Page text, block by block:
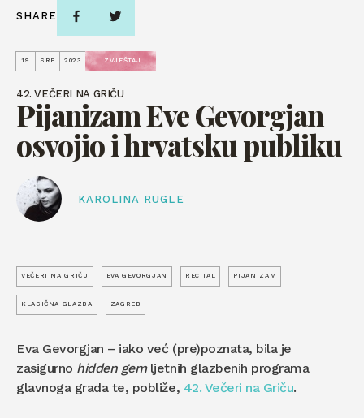
19 SRP 2023 IZVJEŠTAJ
42. VEČERI NA GRIČU
Pijanizam Eve Gevorgjan
osvojio i hrvatsku publiku
KAROLINA RUGLE
SHARE
VEČERI NA GRIČU EVA GEVORGJAN RECITAL PIJANIZAM
KLASIČNA GLAZBA ZAGREB
Eva Gevorgjan – iako već (pre)poznata, bila je
zasigurno hidden gemljetnih glazbenih programa
glavnoga grada te, pobliže, 42. Večeri na Griču.